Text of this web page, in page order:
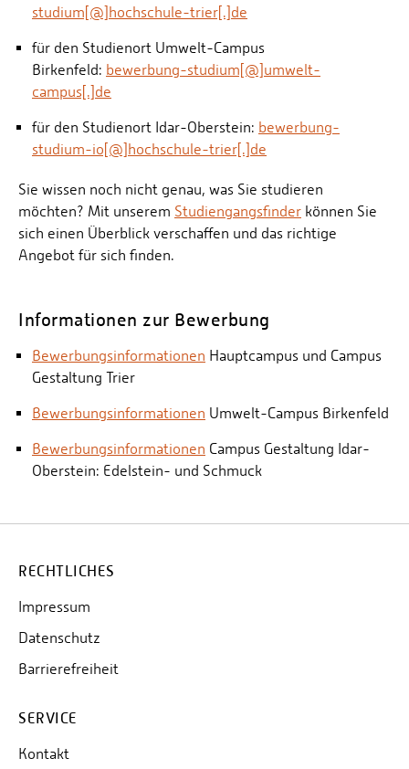
studium[@]hochschule-trier[.]de
für den Studienort Umwelt-Campus
Birkenfeld: bewerbung-studium[@]umwelt-
campus[.]de
für den Studienort Idar-Oberstein: bewerbung-
studium-io[@]hochschule-trier[.]de
Sie wissen noch nicht genau, was Sie studieren
möchten? Mit unserem Studiengangsfinder können Sie
sich einen Überblick verschaffen und das richtige
Angebot für sich finden.
Informationen zur Bewerbung
Bewerbungsinformationen Hauptcampus und Campus
Gestaltung Trier
Bewerbungsinformationen Umwelt-Campus Birkenfeld
Bewerbungsinformationen Campus Gestaltung Idar-
Oberstein: Edelstein- und Schmuck
RECHTLICHES
Impressum
Datenschutz
Barrierefreiheit
SERVICE
Kontakt